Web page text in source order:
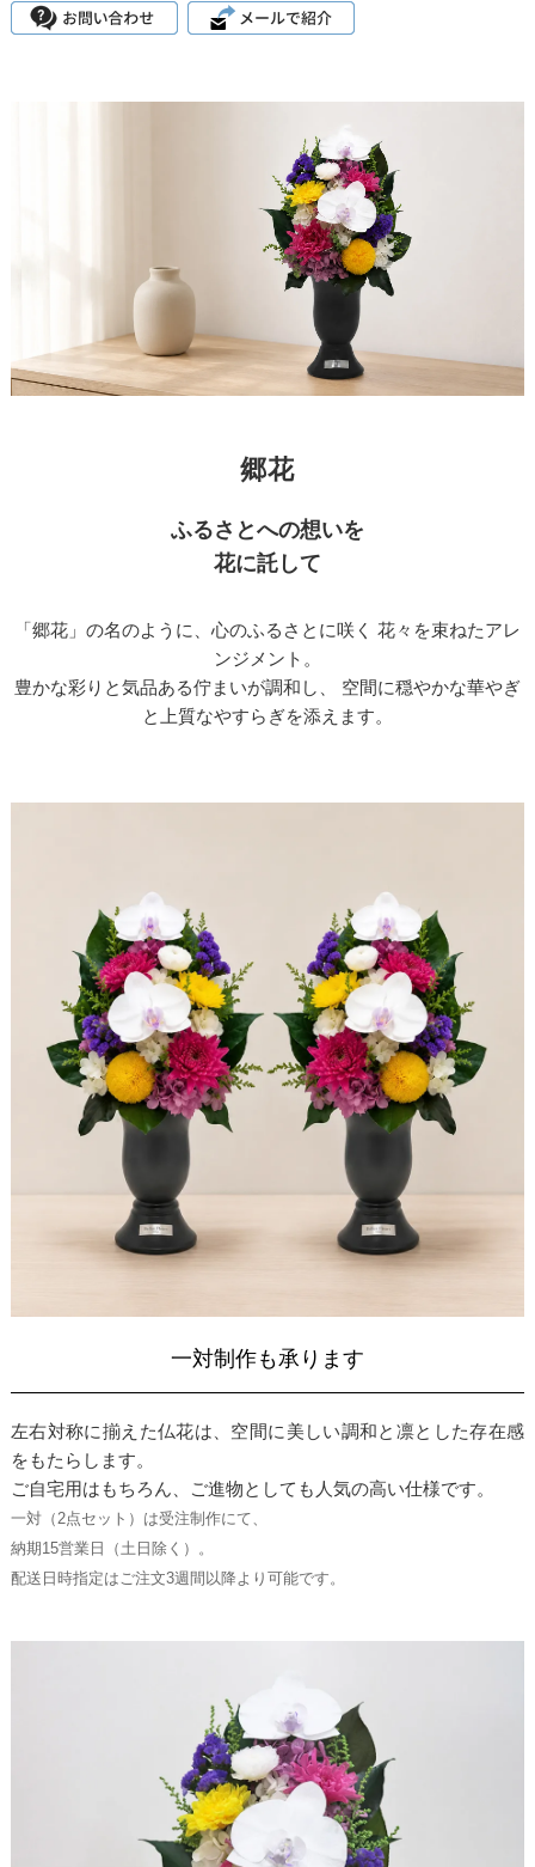
郷花
ふるさとへの想いを
花に託して
「郷花」の名のように、心のふるさとに咲く 花々を束ねたアレ
ンジメント。
豊かな彩りと気品ある佇まいが調和し、
空間に穏やかな華やぎ
と上質なやすらぎを添えます。
一対制作も承ります
左右対称に揃えた仏花は、空間に美しい調和と凛とした存在感
をもたらします。
ご自宅用はもちろん、ご進物としても人気の高い仕様です。
一対（2点セット）は受注制作にて、
納期15営業日（土日除く）。
配送日時指定はご注文3週間以降より可能です。